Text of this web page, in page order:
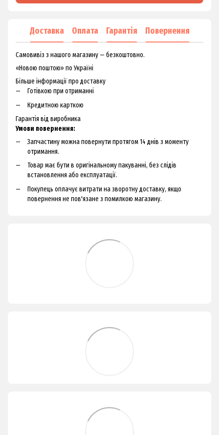
Доставка Оплата Гарантія Повернення
Самовивіз з нашого магазину — безкоштовно.
«Новою поштою» по Україні
Більше інформації про доставку
Готівкою при отриманні
Кредитною карткою
Гарантія від виробника
Умови повернення:
Запчастину можна повернути протягом 14 днів з моменту
отримання.
Товар має бути в оригінальному пакуванні, без слідів
встановлення або експлуатації.
Покупець оплачує витрати на зворотну доставку, якщо
повернення не пов'язане з помилкою магазину.